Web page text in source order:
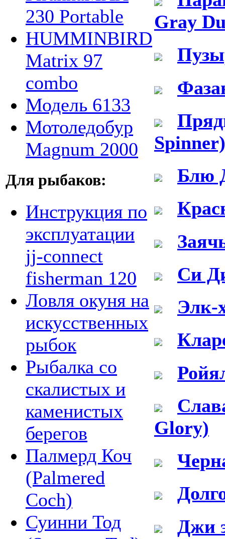
230 Portable
HUMMINBIRD
Matrix 97
combo
Модель 6133
Мотоледобур
Magnum 2000
Для рыбаков:
Инструкция по
эксплуатации
jj-connect
fisherman 120
Ловля окуня на
искусственных
рыбок
Рыбалка со
скалистых и
каменистых
берегов
Палмерд Коч
(Palmered
Coch)
Суинни Тод
Gray
Spinner)
Блю
Си
Элк-
Glory)
Джи